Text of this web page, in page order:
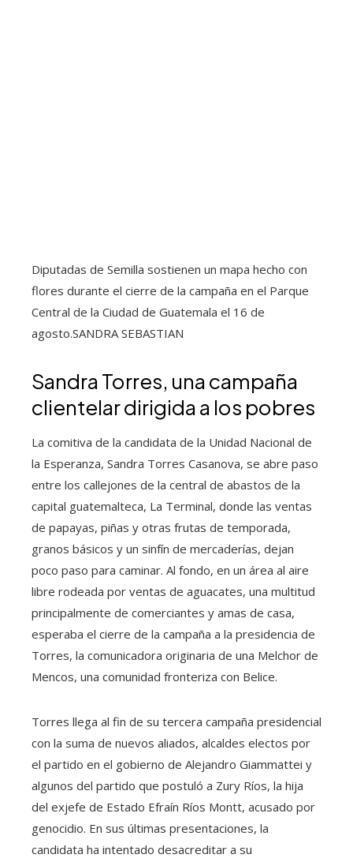
Diputadas de Semilla sostienen un mapa hecho con
flores durante el cierre de la campaña en el Parque
Central de la Ciudad de Guatemala el 16 de
agosto.SANDRA SEBASTIAN
Sandra Torres, una campaña
clientelar dirigida a los pobres
La comitiva de la candidata de la Unidad Nacional de
la Esperanza, Sandra Torres Casanova, se abre paso
entre los callejones de la central de abastos de la
capital guatemalteca, La Terminal, donde las ventas
de papayas, piñas y otras frutas de temporada,
granos básicos y un sinfín de mercaderías, dejan
poco paso para caminar. Al fondo, en un área al aire
libre rodeada por ventas de aguacates, una multitud
principalmente de comerciantes y amas de casa,
esperaba el cierre de la campaña a la presidencia de
Torres, la comunicadora originaria de una Melchor de
Mencos, una comunidad fronteriza con Belice.
Torres llega al fin de su tercera campaña presidencial
con la suma de nuevos aliados, alcaldes electos por
el partido en el gobierno de Alejandro Giammattei y
algunos del partido que postuló a Zury Ríos, la hija
del exjefe de Estado Efraín Ríos Montt, acusado por
genocidio. En sus últimas presentaciones, la
candidata ha intentado desacreditar a su